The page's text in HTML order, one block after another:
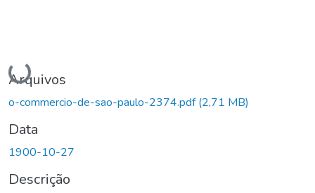
Carregando...
Arquivos
o-commercio-de-sao-paulo-2374.pdf(2,71 MB)
Data
1900-10-27
Descrição